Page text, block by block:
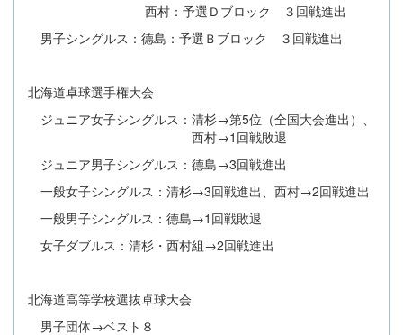
西村：予選Ｄブロック ３回戦進出
男子シングルス：德島：予選Ｂブロック ３回戦進出
北海道卓球選手権大会
ジュニア女子シングルス：清杉→第5位（全国大会進出）、
西村→1回戦敗退
ジュニア男子シングルス：德島→3回戦進出
一般女子シングルス：清杉→3回戦進出、西村→2回戦進出
一般男子シングルス：德島→1回戦敗退
女子ダブルス：清杉・西村組→2回戦進出
北海道高等学校選抜卓球大会
男子団体→ベスト８